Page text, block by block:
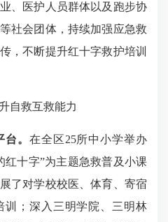
、医护人员群体以及跑步协
社会团体，持续加强应急救
，不断提升红十字救护培训
自救互救能力
。 在全区25所中小学举办
红十字”为主题急救普及小课
了对学校校医、体育、寄宿
训；深入三明学院、三明林